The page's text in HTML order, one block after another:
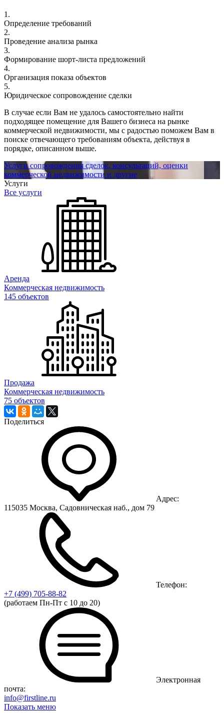
1.
Определение требований
2.
Проведение анализа рынка
3.
Формирование шорт-листа предложений
4.
Организация показа объектов
5.
Юридическое сопровождение сделки
В случае если Вам не удалось самостоятельно найти
подходящее помещение для Вашего бизнеса на рынке
коммерческой недвижимости, мы с радостью поможем Вам в
поиске отвечающего требованиям объекта, действуя в
порядке, описанном выше.
Услуги сопровождения сделок, консультаций, оценки
коммерческой недвижимости и другие
Услуги
Все услуги
Аренда
Коммерческая недвижимость
145 объектов
Продажа
Коммерческая недвижимость
75 объектов
Поделиться
Адрес:
115035 Москва, Садовническая наб., дом 79
Телефон:
+7 (499) 705-88-82
(работаем Пн-Пт с 10 до 20)
Электронная
почта:
info@firstline.ru
Показать меню